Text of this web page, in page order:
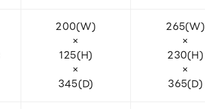
200(W)
×
125(H)
×
345(D)
265(W)
×
230(H)
×
365(D)